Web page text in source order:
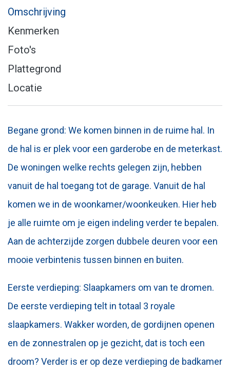
Omschrijving
Kenmerken
Foto's
Plattegrond
Locatie
Begane grond: We komen binnen in de ruime hal. In
de hal is er plek voor een garderobe en de meterkast.
De woningen welke rechts gelegen zijn, hebben
vanuit de hal toegang tot de garage. Vanuit de hal
komen we in de woonkamer/woonkeuken. Hier heb
je alle ruimte om je eigen indeling verder te bepalen.
Aan de achterzijde zorgen dubbele deuren voor een
mooie verbintenis tussen binnen en buiten.
Eerste verdieping: Slaapkamers om van te dromen.
De eerste verdieping telt in totaal 3 royale
slaapkamers. Wakker worden, de gordijnen openen
en de zonnestralen op je gezicht, dat is toch een
droom? Verder is er op deze verdieping de badkamer